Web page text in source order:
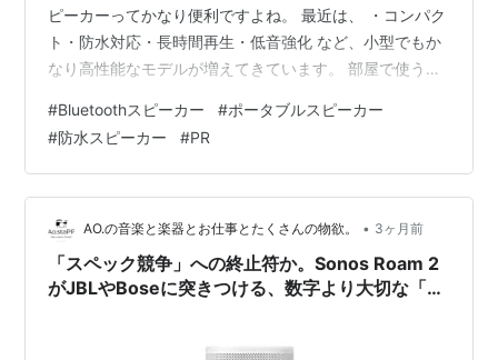
ピーカーってかなり便利ですよね。 最近は、 ・コンパク
ト・防水対応・長時間再生・低音強化 など、小型でもか
なり高性能なモデルが増えてきています。 部屋で使うだ
動画視聴 など、いろんな場面で活躍してくれるのも魅
力。 今回はその中でも、人気の売れ筋Bluetoothスピーカ
ーを6モデルまとめてみました。 ① Anker Soundcore 2
🌿【迷ったら定番のロングセラーモデル】 Ankerの
Bluetoothスピーカーといえば、ま…
#Bluetoothスピーカー #ポータブルスピーカー
#防水スピーカー #PR
AO.の音楽と楽器とお仕事とたくさんの物欲。 • 3ヶ月前
「スペック競争」への終止符か。Sonos Roam 2
がJBLやBoseに突きつける、数字より大切な「音